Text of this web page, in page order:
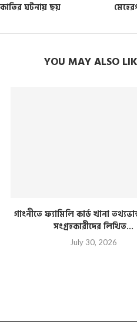
ঘটনায় ছয়
YOU MAY ALSO
গাংনীতে ফ্যামিলি কার্ড খানা
সংগ্রহকারীদের লিখিত...
July 30, 2026